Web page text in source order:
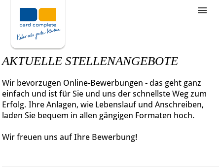
Stellenangebote
Unternehmensziele
Wie bewerbe ich mich
AKTUELLE STELLENANGEBOTE
Wir bevorzugen Online-Bewerbungen - das geht ganz
einfach und ist für Sie und uns der schnellste Weg zum
Erfolg. Ihre Anlagen, wie Lebenslauf und Anschreiben,
laden Sie bequem in allen gängigen Formaten hoch.
Wir freuen uns auf Ihre Bewerbung!